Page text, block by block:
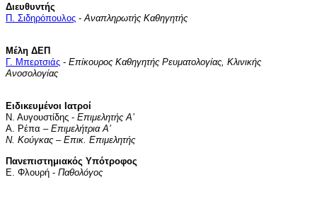
Διευθυντής
Π. Σιδηρόπουλος - Αναπληρωτής Καθηγητής
Μέλη ΔΕΠ
Γ. Μπερτσιάς - Επίκουρος Καθηγητής Ρευματολογίας, Κλινικής
Ανοσολογίας
Ειδικευμένοι Ιατροί
Ν. Αυγουστίδης - Επιμελητής A’
Α. Ρέπα – Επιμελήτρια A’
Ν. Κούγκας – Επικ. Επιμελητής
Πανεπιστημιακός Υπότροφος
Ε. Φλουρή - Παθολόγος